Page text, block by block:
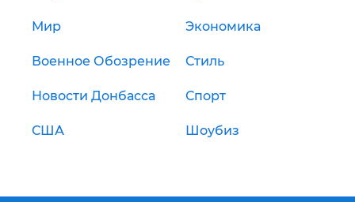
Мир Экономика
Военное Обозрение Стиль
Новости Донбасса Спорт
США Шоубиз